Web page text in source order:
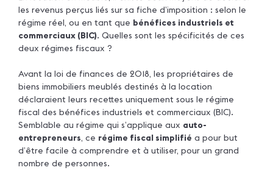
les revenus perçus liés sur sa fiche d’imposition : selon le
régime réel, ou en tant que bénéfices industriels et
commerciaux (BIC). Quelles sont les spécificités de ces
deux régimes fiscaux ?
Avant la loi de finances de 2018, les propriétaires de
biens immobiliers meublés destinés à la location
déclaraient leurs recettes uniquement sous le régime
fiscal des bénéfices industriels et commerciaux (BIC).
Semblable au régime qui s’applique aux auto-
entrepreneurs, ce régime fiscal simplifié a pour but
d’être facile à comprendre et à utiliser, pour un grand
nombre de personnes.